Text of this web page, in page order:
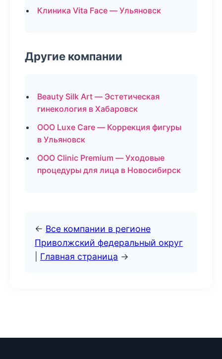
Клиника Vita Face — Ульяновск
Другие компании
Beauty Silk Art — Эстетическая
гинекология в Хабаровск
ООО Luxe Care — Коррекция фигуры
в Ульяновск
ООО Clinic Premium — Уходовые
процедуры для лица в Новосибирск
← Все компании в регионе
Приволжский федеральный округ
Главная страница →